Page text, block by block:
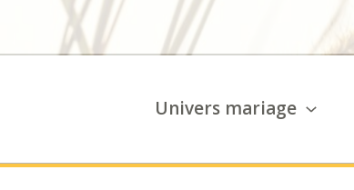
Univers mariage